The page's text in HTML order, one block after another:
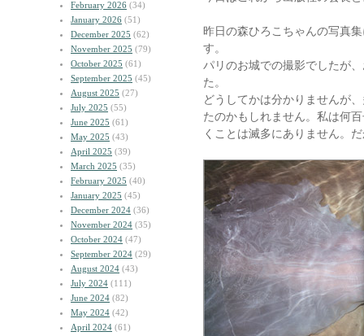
February 2026 (34)
January 2026 (51)
December 2025 (62)
November 2025 (79)
October 2025 (61)
September 2025 (45)
August 2025 (27)
July 2025 (55)
June 2025 (61)
May 2025 (43)
April 2025 (39)
March 2025 (35)
February 2025 (40)
January 2025 (45)
December 2024 (36)
November 2024 (35)
October 2024 (47)
September 2024 (29)
August 2024 (43)
July 2024 (111)
June 2024 (82)
May 2024 (42)
April 2024 (61)
昨日の森ひろこちゃんの写真
す。
パリのお城での撮影でしたが
た。
どうしてかは分かりませんが
たのかもしれません。私は何
くことは滅多にありません。